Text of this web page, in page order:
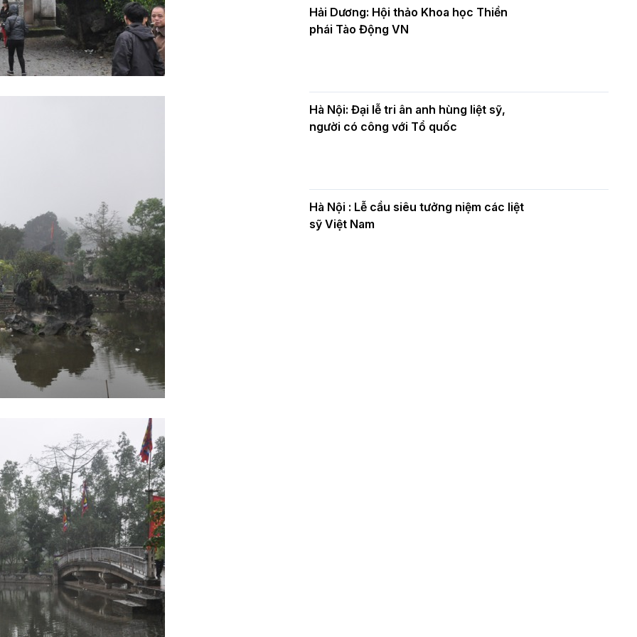
Hải Dương: Hội thảo Khoa học Thiền
phái Tào Động VN
Hà Nội: Đại lễ tri ân anh hùng liệt sỹ,
người có công với Tổ quốc
Hà Nội : Lễ cầu siêu tưởng niệm các liệt
sỹ Việt Nam